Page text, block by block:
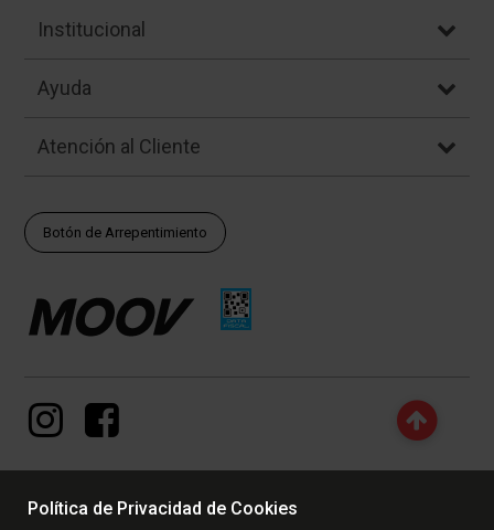
Institucional
Ayuda
Atención al Cliente
Botón de Arrepentimiento
Política de Privacidad de Cookies